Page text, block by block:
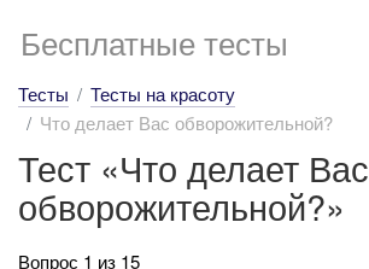
Бесплатные тесты
Тесты
Тесты на красоту
Что делает Вас обворожительной?
Тест «Что делает Вас
обворожительной?»
Вопрос 1 из 15